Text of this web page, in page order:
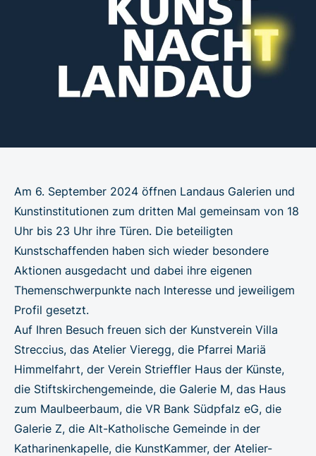
Am 6. September 2024 öffnen Landaus Galerien und
Kunstinstitutionen zum dritten Mal gemeinsam von 18
Uhr bis 23 Uhr ihre Türen. Die beteiligten
Kunstschaffenden haben sich wieder besondere
Aktionen ausgedacht und dabei ihre eigenen
Themenschwerpunkte nach Interesse und jeweiligem
Profil gesetzt.
Auf Ihren Besuch freuen sich der Kunstverein Villa
Streccius, das Atelier Vieregg, die Pfarrei Mariä
Himmelfahrt, der Verein Strieffler Haus der Künste,
die Stiftskirchengemeinde, die Galerie M, das Haus
zum Maulbeerbaum, die VR Bank Südpfalz eG, die
Galerie Z, die Alt-Katholische Gemeinde in der
Katharinenkapelle, die KunstKammer, der Atelier-